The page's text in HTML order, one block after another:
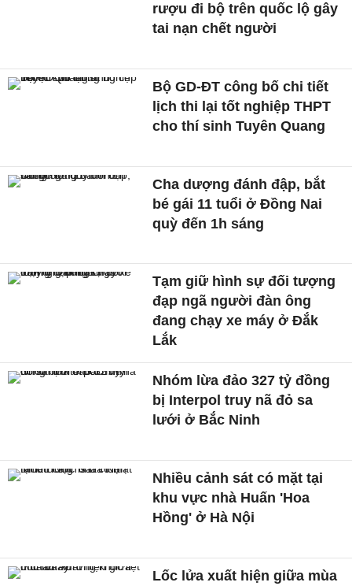
rượu đi bộ trên quốc lộ gây
tai nạn chết người
Bộ GD-ĐT công bố chi tiết
lịch thi lại tốt nghiệp THPT
cho thí sinh Tuyên Quang
Cha dượng đánh đập, bắt
bé gái 11 tuổi ở Đồng Nai
quỳ đến 1h sáng
Tạm giữ hình sự đối tượng
đạp ngã người đàn ông
đang chạy xe máy ở Đắk
Lắk
Nhóm lừa đảo 327 tỷ đồng
bị Interpol truy nã đỏ sa
lưới ở Bắc Ninh
Nhiều cảnh sát có mặt tại
khu vực nhà Huấn 'Hoa
Hồng' ở Hà Nội
Lốc lửa xuất hiện giữa mùa